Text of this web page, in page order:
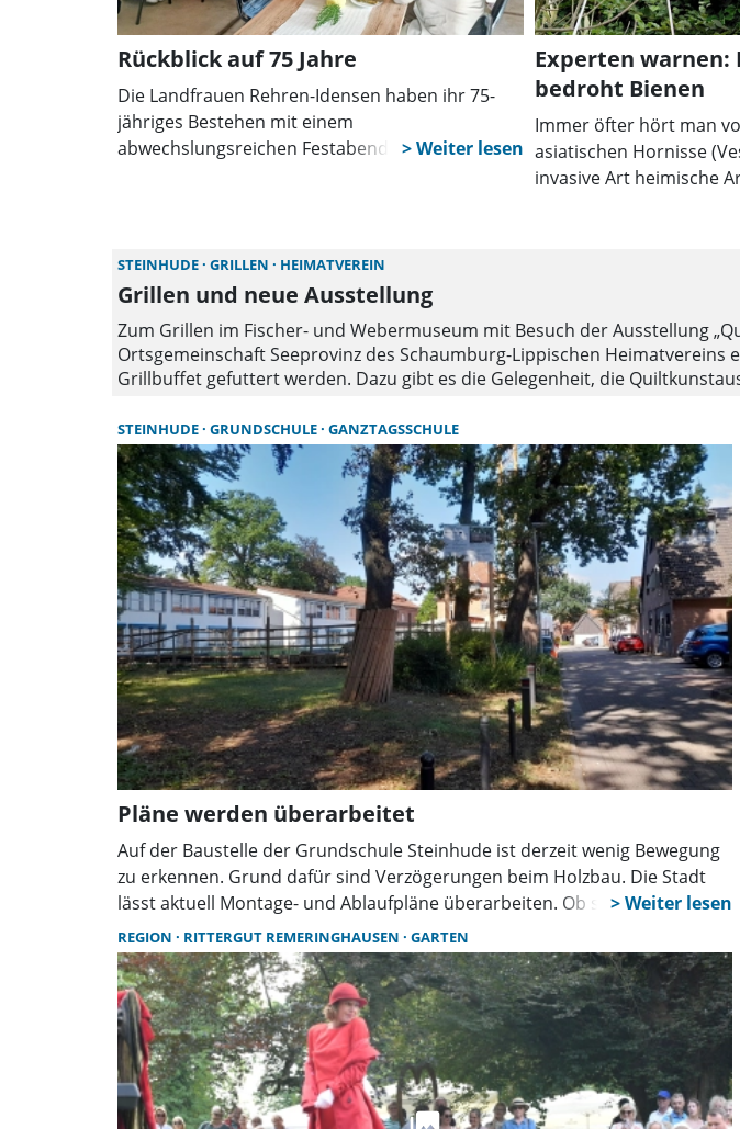
Rückblick auf 75 Jahre
Die Landfrauen Rehren-Idensen haben ihr 75-
jähriges Bestehen mit einem
abwechslungsreichen Festabend gefeiert. 90
Experten warnen:
bedroht Bienen
Immer öfter hört man
asiatischen Hornisse
invasive Art heimische
STEINHUDE GRILLEN HEIMATVEREIN
Grillen und neue Ausstellung
Zum Grillen im Fischer- und Webermuseum mit Besuch der Ausstellung
Ortsgemeinschaft Seeprovinz des Schaumburg-Lippischen
Grillbuffet gefuttert werden. Dazu gibt es die Gelegenheit, die
zum Selbstkostenpreis bereit. Es wird um Anmeldung gebeten,
Blütenzauber, Bergstraße 7, Großenheidorn erworben werden.
STEINHUDE GRUNDSCHULE GANZTAGSSCHULE
Pläne werden überarbeitet
Auf der Baustelle der Grundschule Steinhude ist derzeit wenig Bewegung
zu erkennen. Grund dafür sind Verzögerungen beim Holzbau. Die Stadt
lässt aktuell Montage- und Ablaufpläne überarbeiten. Ob sich daraus
Folgen für den Zeitplan des ersten Bauabschnitts ergeben, ist noch offen.
REGION RITTERGUT REMERINGHAUSEN GARTEN